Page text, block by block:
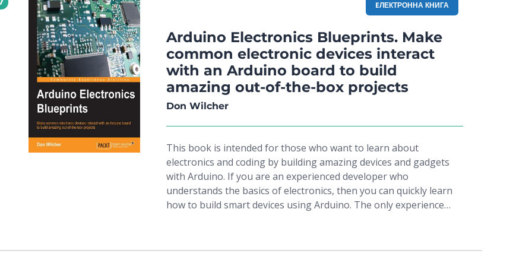
tworzyć nowatorskie rozwiązania, których nie spotkasz w sieci ani
w książkach, musisz zdobyć zdecydowanie szerszą wiedzę. Ta
książka Ci jej dostarczy. W trakcie lektury dowiesz się, jak
wykorzystać sieci radiowe XBee, komunikować się z systemem
Android oraz integrować Arduino z niestandardowymi układami,
takimi jak Atmel. Ponadto dowiesz się, jak wykorzystać wiele
platform Arduino do pracy nad jednym problemem. A potem
nauczysz się tworzyć biblioteki dla Arduino i udostępniać je
czego wykorzystać moduły radiowe XBee jak stworzyć grę na
Arduino Obowiązkowa lektura dla każdego pasjonata elektroniki!
EЛЕКТРОННА КНИГА
Arduino Electronics Blueprints. Make
common electronic devices interact
with an Arduino board to build
amazing out-of-the-box projects
Don Wilcher
This book is intended for those who want to learn about
electronics and coding by building amazing devices and gadgets
with Arduino. If you are an experienced developer who
understands the basics of electronics, then you can quickly learn
how to build smart devices using Arduino. The only experience